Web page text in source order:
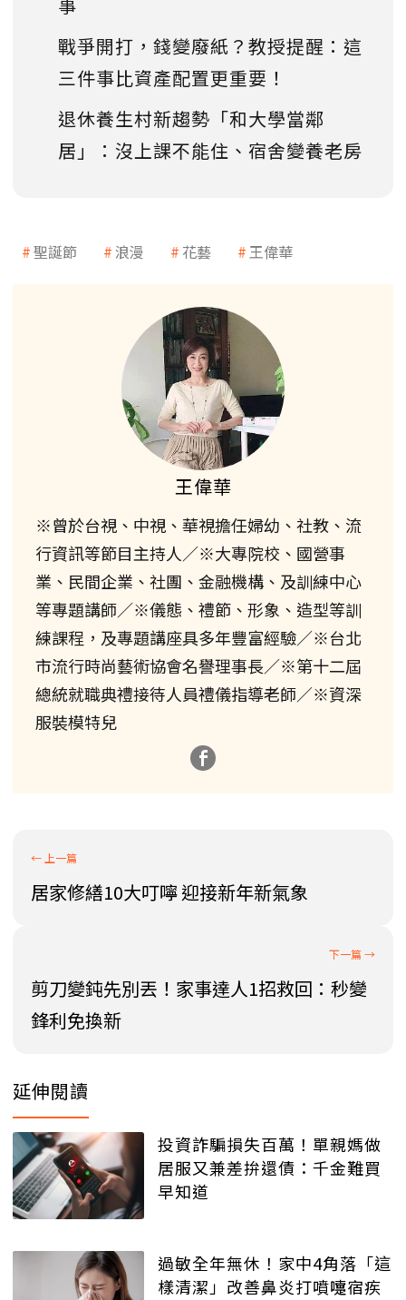
戰爭開打，錢變廢紙？教授提醒：這
三件事比資產配置更重要！
退休養生村新趨勢「和大學當鄰
居」：沒上課不能住、宿舍變養老房
聖誕節 浪漫 花藝 王偉華
王偉華
※曾於台視、中視、華視擔任婦幼、社教、流
行資訊等節目主持人／※大專院校、國營事
業、民間企業、社團、金融機構、及訓練中心
等專題講師／※儀態、禮節、形象、造型等訓
練課程，及專題講座具多年豐富經驗／※台北
市流行時尚藝術協會名譽理事長／※第十二屆
總統就職典禮接待人員禮儀指導老師／※資深
服裝模特兒
居家修繕10大叮嚀 迎接新年新氣象
剪刀變鈍先別丟！家事達人1招救回：秒變
鋒利免換新
延伸閱讀
投資詐騙損失百萬！單親媽做
居服又兼差拚還債：千金難買
早知道
過敏全年無休！家中4角落「這
樣清潔」改善鼻炎打噴嚏宿疾